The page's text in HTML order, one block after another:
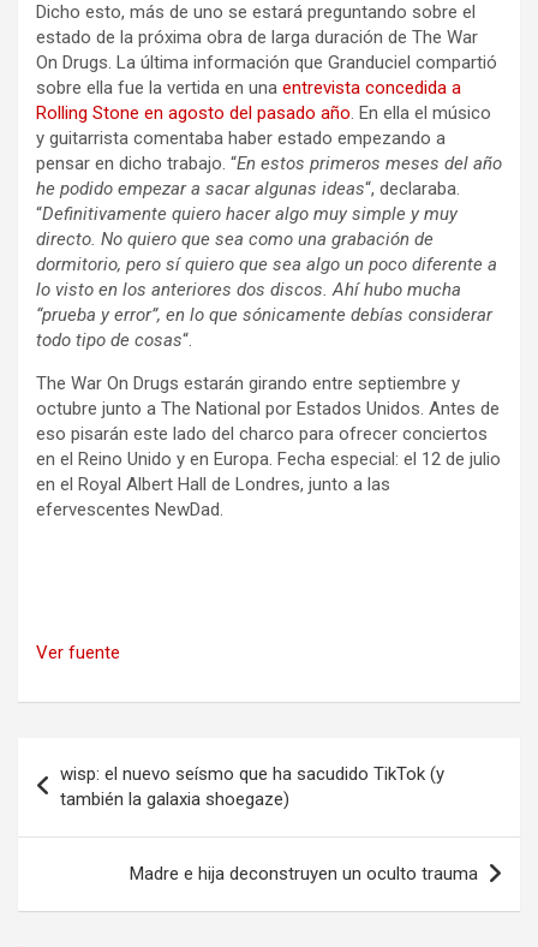
Dicho esto, más de uno se estará preguntando sobre el
estado de la próxima obra de larga duración de The War
On Drugs. La última información que Granduciel compartió
sobre ella fue la vertida en una entrevista concedida a
Rolling Stone en agosto del pasado año. En ella el músico
y guitarrista comentaba haber estado empezando a
pensar en dicho trabajo. “En estos primeros meses del año
he podido empezar a sacar algunas ideas“, declaraba.
“Definitivamente quiero hacer algo muy simple y muy
directo. No quiero que sea como una grabación de
dormitorio, pero sí quiero que sea algo un poco diferente a
lo visto en los anteriores dos discos. Ahí hubo mucha
“prueba y error”, en lo que sónicamente debías considerar
todo tipo de cosas“.
The War On Drugs estarán girando entre septiembre y
octubre junto a The National por Estados Unidos. Antes de
eso pisarán este lado del charco para ofrecer conciertos
en el Reino Unido y en Europa. Fecha especial: el 12 de julio
en el Royal Albert Hall de Londres, junto a las
efervescentes NewDad.
Ver fuente
de
entradas
wisp: el nuevo seísmo que ha sacudido TikTok (y
también la galaxia shoegaze)
Madre e hija deconstruyen un oculto trauma